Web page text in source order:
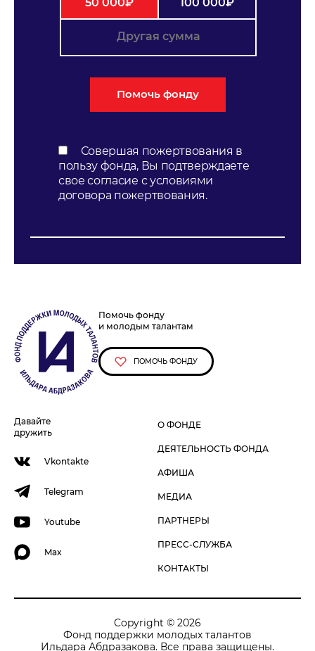
Совершая пожертвования в
пользу фонда, Вы подтверждаете
свое согласие с условиями
договора пожертвования.
Помочь фонду
и молодым талантам
ПОМОЧЬ ФОНДУ
О ФОНДЕ
ДЕЯТЕЛЬНОСТЬ ФОНДА
АФИША
МЕДИА
ПАРТНЕРЫ
ПРЕСС-СЛУЖБА
КОНТАКТЫ
Давайте
дружить
Vkontakte
Telegram
Youtube
Max
Copyright © 2026
Фонд поддержки молодых талантов
Ильдара Абдразакова. Все права защищены.